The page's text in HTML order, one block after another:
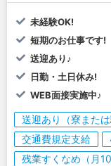
未経験OK!
短期のお仕事です!
送迎あり♪
日勤・土日休み!
WEB面接実施中♪
送迎あり（寮または
交通費規定支給
残業すくなめ（月10